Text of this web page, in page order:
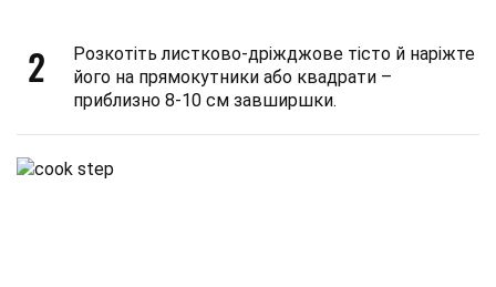
2
Розкотіть листково-дріжджове тісто й наріжте
його на прямокутники або квадрати –
приблизно 8-10 см завширшки.